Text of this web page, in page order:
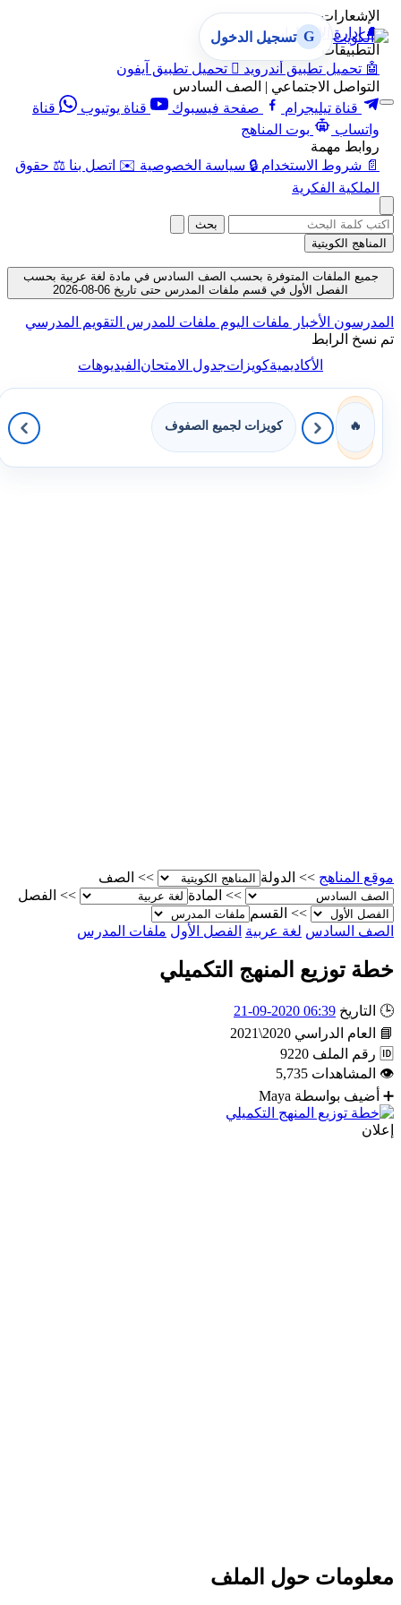
الإشعارات
🔔 إدارة الإشعارات
التطبيقات
🤖 تحميل تطبيق أندرويد  تحميل تطبيق آيفون
التواصل الاجتماعي | الصف السادس
قناة تيليجرام
صفحة فيسبوك قناة يوتيوب
قناة
واتساب
بوت المناهج
روابط مهمة
📄 شروط الاستخدام 🔒 سياسة الخصوصية ✉️ اتصل بنا ⚖️ حقوق
الملكية الفكرية
G تسجيل الدخول
بحث
المناهج الكويتية
جميع الملفات المتوفرة بحسب الصف السادس في مادة لغة عربية بحسب
الفصل الأول في قسم ملفات المدرس حتى تاريخ 06-08-2026
المدرسون الأخبار ملفات اليوم ملفات للمدرس التقويم المدرسي
تم نسخ الرابط
الأكاديميةكويزاتجدول الامتحانالفيديوهات
🔥 كويزات لجميع الصفوف
موقع المناهج >> الدولة >>
الصف
>>
المادة >>
الفصل
>>
القسم
الصف السادس لغة عربية الفصل الأول ملفات المدرس
خطة توزيع المنهج التكميلي
🕒 التاريخ 06:39 2020-09-21
📘
العام الدراسي 2020\2021
🆔 رقم الملف 9220
👁
المشاهدات 5,735
➕
أضيف بواسطة Maya
إعلان
معلومات حول الملف